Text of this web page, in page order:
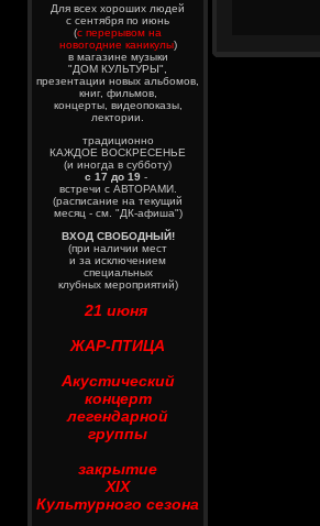
Для всех хороших людей
с сентября по июнь
(с перерывом на
новогодние каникулы)
в магазине музыки
"ДОМ КУЛЬТУРЫ",
презентации новых альбомов,
книг, фильмов,
концерты, видеопоказы,
лектории.
традиционно
КАЖДОЕ ВОСКРЕСЕНЬЕ
(и иногда в субботу)
с 17 до 19 -
встречи с АВТОРАМИ.
(расписание на текущий
месяц - см. "ДК-афиша")
ВХОД СВОБОДНЫЙ!
(при наличии мест
и за исключением
специальных
клубных мероприятий)
21 июня
ЖАР-ПТИЦА
Акустический
концерт
легендарной
группы
закрытие
XIX
Культурного сезона